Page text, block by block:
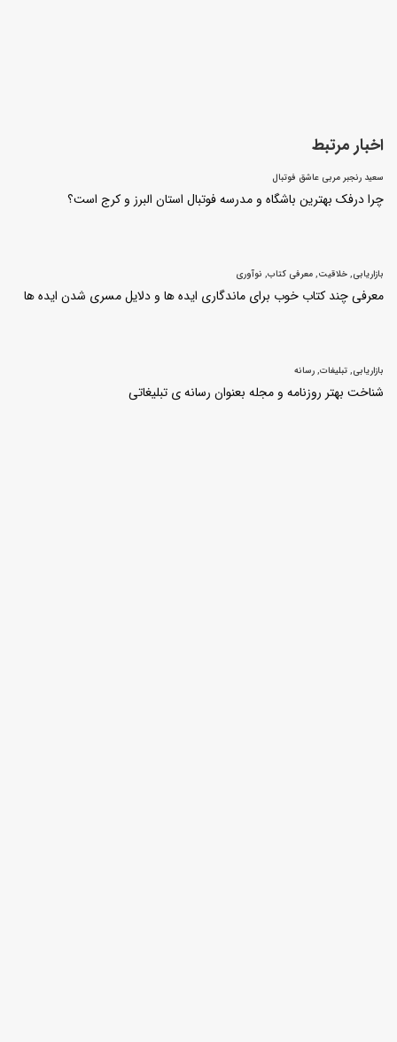
اخبار مرتبط
سعید رنجبر مربی عاشق فوتبال
چرا درفک بهترین باشگاه و مدرسه فوتبال استان البرز و کرج است؟
بازاریابی, خلاقیت, معرفی کتاب, نوآوری
معرفی چند کتاب خوب برای ماندگاری ایده ها و دلایل مسری شدن ایده ها
بازاریابی, تبلیغات, رسانه
شناخت بهتر روزنامه و مجله بعنوان رسانه ی تبلیغاتی